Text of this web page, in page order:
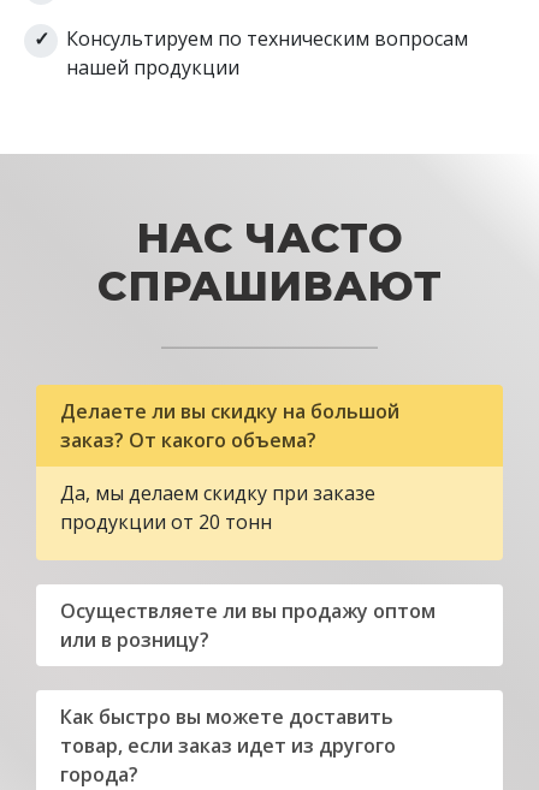
Консультируем по техническим вопросам
нашей продукции
НАС ЧАСТО
СПРАШИВАЮТ
Делаете ли вы скидку на большой
заказ? От какого объема?
Да, мы делаем скидку при заказе
продукции от 20 тонн
Осуществляете ли вы продажу оптом
или в розницу?
Как быстро вы можете доставить
товар, если заказ идет из другого
города?